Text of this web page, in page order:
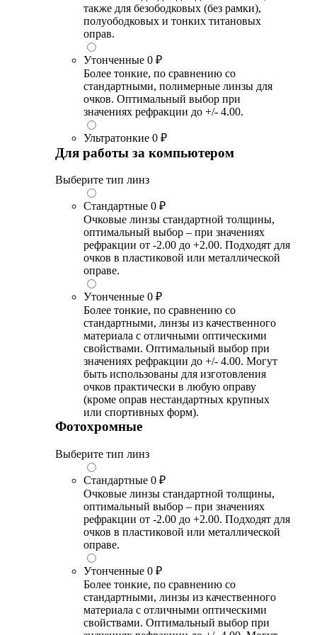
также для безободковых (без рамки),
полуободковых и тонких титановых
оправ.
Утонченные 0 ₽
Более тонкие, по сравнению со
стандартными, полимерные линзы для
очков. Оптимальный выбор при
значениях рефракции до +/- 4.00.
Ультратонкие 0 ₽
Для работы за компьютером
Выберите тип линз
Стандартные 0 ₽
Очковые линзы стандартной толщины,
оптимальный выбор – при значениях
рефракции от -2.00 до +2.00. Подходят для
очков в пластиковой или металлической
оправе.
Утонченные 0 ₽
Более тонкие, по сравнению со
стандартными, линзы из качественного
материала с отличными оптическими
свойствами. Оптимальный выбор при
значениях рефракции до +/- 4.00. Могут
быть использованы для изготовления
очков практически в любую оправу
(кроме оправ нестандартных крупных
или спортивных форм).
Фотохромные
Выберите тип линз
Стандартные 0 ₽
Очковые линзы стандартной толщины,
оптимальный выбор – при значениях
рефракции от -2.00 до +2.00. Подходят для
очков в пластиковой или металлической
оправе.
Утонченные 0 ₽
Более тонкие, по сравнению со
стандартными, линзы из качественного
материала с отличными оптическими
свойствами. Оптимальный выбор при